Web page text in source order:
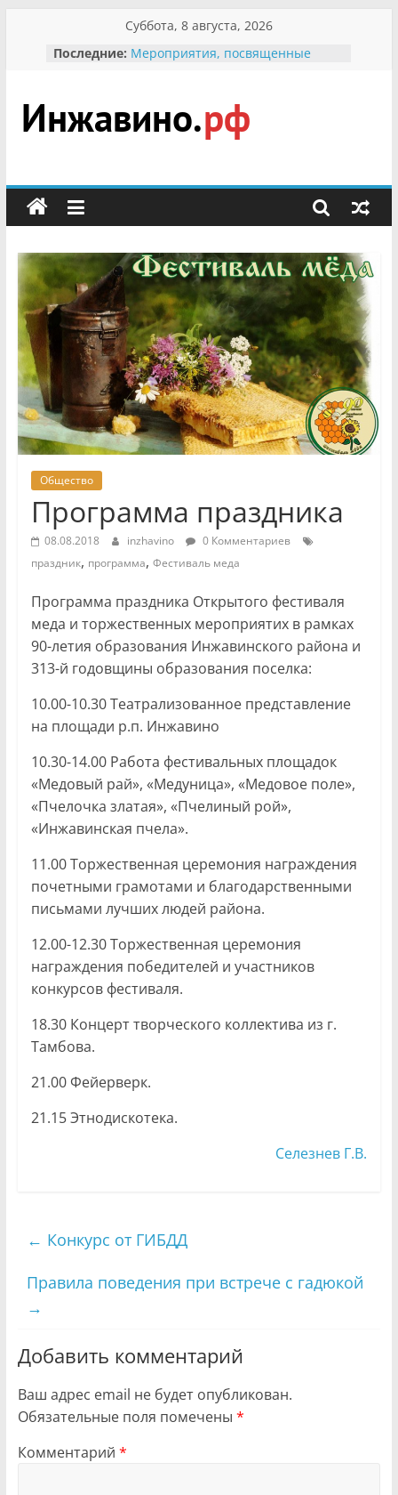
содержимому
Суббота, 8 августа, 2026
Последние: Мероприятия, посвященные
гражданин Инжавинского округа»
участнице Великой
Отечественной, фронтовичке
Безопасность в сети Интернет
мероприятии «Сохраним
первоцветы!»
В вольере Воронинского
заповедника родились крапчатые
суслики
Инжавино.рф
сельский
портал
Общество
Программа праздника
08.08.2018 inzhavino
0 Комментариев
праздник, программа, Фестиваль меда
Программа праздника Открытого фестиваля
меда и торжественных мероприятих в рамках
90-летия образования Инжавинского района и
313-й годовщины образования поселка:
10.00-10.30 Театрализованное представление
на площади р.п. Инжавино
10.30-14.00 Работа фестивальных площадок
«Медовый рай», «Медуница», «Медовое поле»,
«Пчелочка златая», «Пчелиный рой»,
«Инжавинская пчела».
11.00 Торжественная церемония награждения
почетными грамотами и благодарственными
письмами лучших людей района.
12.00-12.30 Торжественная церемония
награждения победителей и участников
конкурсов фестиваля.
18.30 Концерт творческого коллектива из г.
Тамбова.
21.00 Фейерверк.
21.15 Этнодискотека.
Селезнев Г.В.
← Конкурс от ГИБДД
Правила поведения при встрече с гадюкой
→
Добавить комментарий
Ваш адрес email не будет опубликован.
Обязательные поля помечены *
Комментарий *